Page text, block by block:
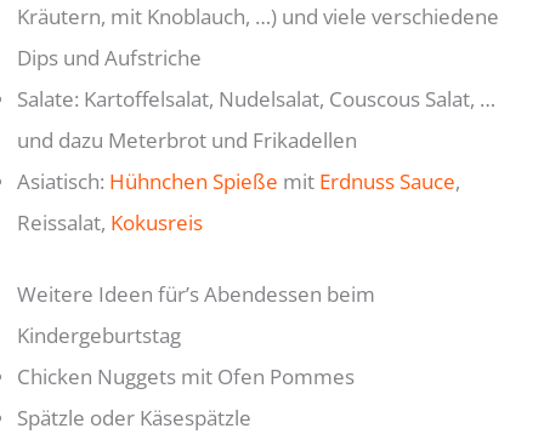
Kräutern, mit Knoblauch, …) und viele verschiedene
Dips und Aufstriche
Salate: Kartoffelsalat, Nudelsalat, Couscous Salat, …
und dazu Meterbrot und Frikadellen
Asiatisch: Hühnchen Spieße mit Erdnuss Sauce,
Reissalat, Kokusreis
Weitere Ideen für’s Abendessen beim
Kindergeburtstag
Chicken Nuggets mit Ofen Pommes
Spätzle oder Käsespätzle